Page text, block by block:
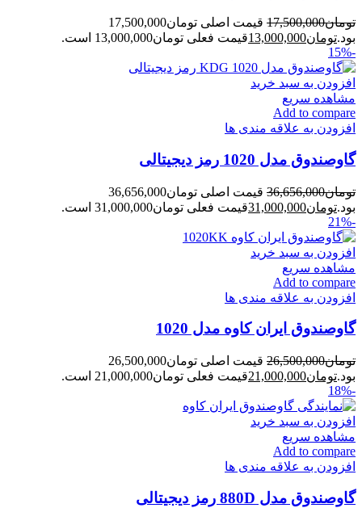
تومان17,500,000
قیمت اصلی تومان17,500,000
بود.تومان13,000,000قیمت فعلی تومان13,000,000 است.
-15%
افزودن به سبد خرید
مشاهده سریع
Add to compare
افزودن به علاقه مندی ها
گاوصندوق مدل 1020 رمز دیجیتالی
تومان36,656,000
قیمت اصلی تومان36,656,000
بود.تومان31,000,000قیمت فعلی تومان31,000,000 است.
-21%
افزودن به سبد خرید
مشاهده سریع
Add to compare
افزودن به علاقه مندی ها
گاوصندوق ایران کاوه مدل 1020
تومان26,500,000
قیمت اصلی تومان26,500,000
بود.تومان21,000,000قیمت فعلی تومان21,000,000 است.
-18%
افزودن به سبد خرید
مشاهده سریع
Add to compare
افزودن به علاقه مندی ها
گاوصندوق مدل 880D رمز دیجیتالی